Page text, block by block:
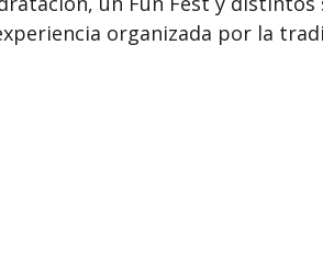
organizada por la